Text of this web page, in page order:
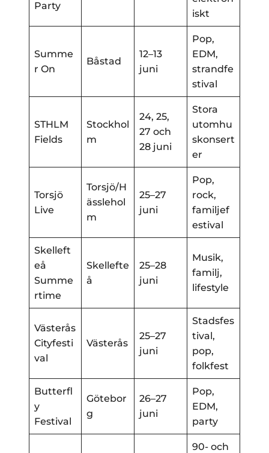
Party
iskt
Summe
r On
Båstad
12–13
juni
Pop,
EDM,
strandfe
stival
STHLM
Fields
Stockhol
m
24, 25,
27 och
28 juni
Stora
utomhu
skonsert
er
Torsjö
Live
Torsjö/H
ässlehol
m
25–27
juni
Pop,
rock,
familjef
estival
Skelleft
eå
Summe
rtime
Skellefte
å
25–28
juni
Musik,
familj,
lifestyle
Västerås
Cityfesti
val
Västerås
25–27
juni
Stadsfes
tival,
pop,
folkfest
Butterfl
y
Festival
Götebor
g
26–27
juni
Pop,
EDM,
party
90- och